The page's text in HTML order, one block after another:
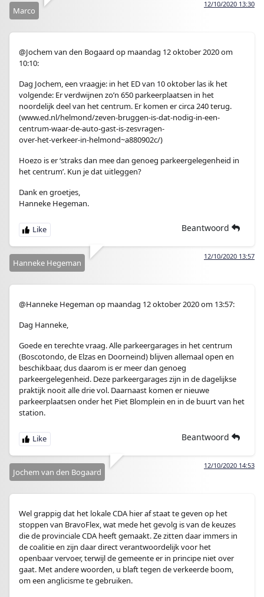
12/10/2020 13:30
Marco
@Jochem van den Bogaard op maandag 12 oktober 2020 om
10:10:
Dag Jochem, een vraagje: in het ED van 10 oktober las ik het
volgende: Er verdwijnen zo’n 650 parkeerplaatsen in het
noordelijk deel van het centrum. Er komen er circa 240 terug.
(www.ed.nl/helmond/zeven-bruggen-is-dat-nodig-in-een-
centrum-waar-de-auto-gast-is-zesvragen-
over-het-verkeer-in-helmond~a880902c/)
Hoezo is er ‘straks dan mee dan genoeg parkeergelegenheid in
het centrum’. Kun je dat uitleggen?
Dank en groetjes,
Hanneke Hegeman.
Beantwoord
12/10/2020 13:57
Hanneke Hegeman
@Hanneke Hegeman op maandag 12 oktober 2020 om 13:57:
Dag Hanneke,
Goede en terechte vraag. Alle parkeergarages in het centrum
(Boscotondo, de Elzas en Doorneind) blijven allemaal open en
beschikbaar, dus daarom is er meer dan genoeg
parkeergelegenheid. Deze parkeergarages zijn in de dagelijkse
praktijk nooit alle drie vol. Daarnaast komen er nieuwe
parkeerplaatsen onder het Piet Blomplein en in de buurt van het
station.
Beantwoord
12/10/2020 14:53
Jochem van den Bogaard
Wel grappig dat het lokale CDA hier af staat te geven op het
stoppen van BravoFlex, wat mede het gevolg is van de keuzes
die de provinciale CDA heeft gemaakt. Ze zitten daar immers in
de coalitie en zijn daar direct verantwoordelijk voor het
openbaar vervoer, terwijl de gemeente er in principe niet over
gaat. Met andere woorden, u blaft tegen de verkeerde boom,
om een anglicisme te gebruiken.